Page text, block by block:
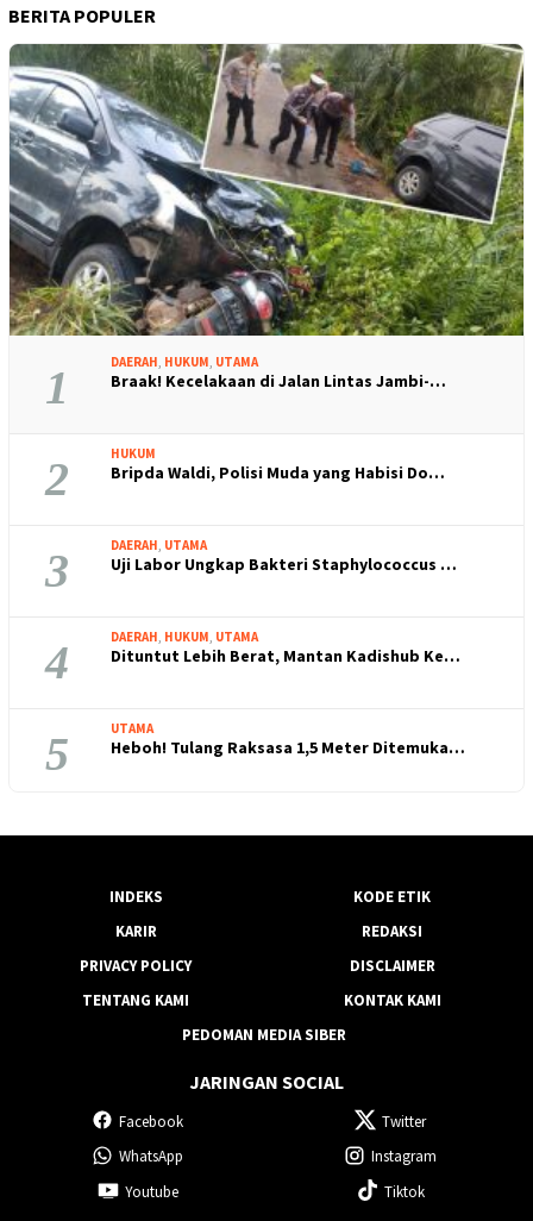
BERITA POPULER
1 DAERAH, HUKUM, UTAMA
Braak! Kecelakaan di Jalan Lintas Jambi-…
2 HUKUM
Bripda Waldi, Polisi Muda yang Habisi Do…
3 DAERAH, UTAMA
Uji Labor Ungkap Bakteri Staphylococcus …
4 DAERAH, HUKUM, UTAMA
Dituntut Lebih Berat, Mantan Kadishub Ke…
5 UTAMA
Heboh! Tulang Raksasa 1,5 Meter Ditemuka…
INDEKS
KODE ETIK
KARIR
REDAKSI
PRIVACY POLICY
DISCLAIMER
TENTANG KAMI
KONTAK KAMI
PEDOMAN MEDIA SIBER
JARINGAN SOCIAL
Facebook
Twitter
WhatsApp
Instagram
Youtube
Tiktok